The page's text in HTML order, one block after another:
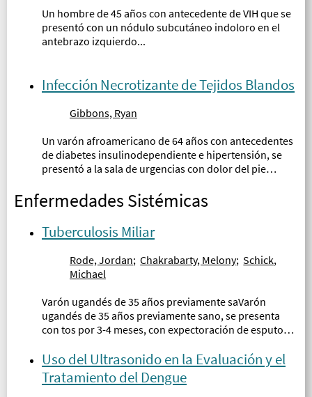
Un hombre de 45 años con antecedente de VIH que se
presentó con un nódulo subcutáneo indoloro en el
antebrazo izquierdo...
Infección Necrotizante de Tejidos Blandos
Gibbons, Ryan
Un varón afroamericano de 64 años con antecedentes
de diabetes insulinodependiente e hipertensión, se
presentó a la sala de urgencias con dolor del pie
Enfermedades Sistémicas
Tuberculosis Miliar
Rode, Jordan; Chakrabarty, Melony; Schick,
Michael
Varón ugandés de 35 años previamente saVarón
ugandés de 35 años previamente sano, se presenta
con tos por 3-4 meses, con expectoración de esputo
constante con espesamiento del esputo...
Uso del Ultrasonido en la Evaluación y el
Tratamiento del Dengue